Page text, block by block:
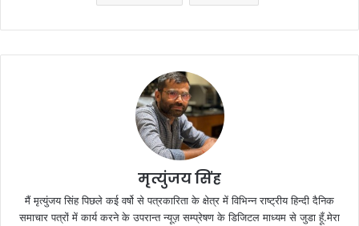
मृत्युंजय सिंह
मैं मृत्युंजय सिंह पिछले कई वर्षो से पत्रकारिता के क्षेत्र में विभिन्न राष्ट्रीय हिन्दी दैनिक
समाचार पत्रों में कार्य करने के उपरान्त न्यूज़ सम्प्रेषण के डिजिटल माध्यम से जुडा हूँ.मेरा